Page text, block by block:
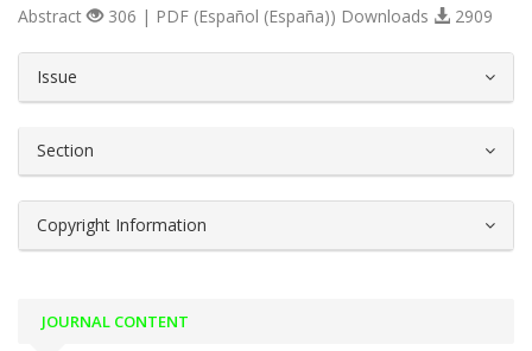
Abstract
306 | PDF (Español (España)) Downloads 2909
Issue
Section
Copyright Information
JOURNAL CONTENT